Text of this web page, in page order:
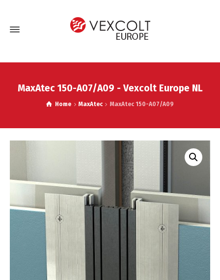
MaxAtec 150-A07/A09 - Vexcolt Europe NL
Home MaxAtec MaxAtec 150-A07/A09